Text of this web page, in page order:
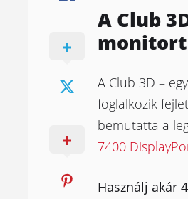
A Club
A Club 3D –
foglalkozik
bemutatta a
7400
Használj akár